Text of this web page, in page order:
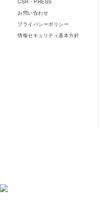
CSR・PRESS
お問い合わせ
プライバシーポリシー
情報セキュリティ基本方針